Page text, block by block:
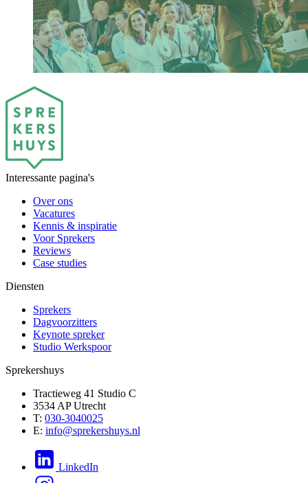
Interessante pagina's
Over ons
Vacatures
Kennis & inspiratie
Voor Sprekers
Reviews
Case studies
Diensten
Sprekers
Dagvoorzitters
Keynote spreker
Studio Werkspoor
Sprekershuys
Tractieweg 41 Studio C
3534 AP Utrecht
T: 030-3040025
E: info@sprekershuys.nl
LinkedIn